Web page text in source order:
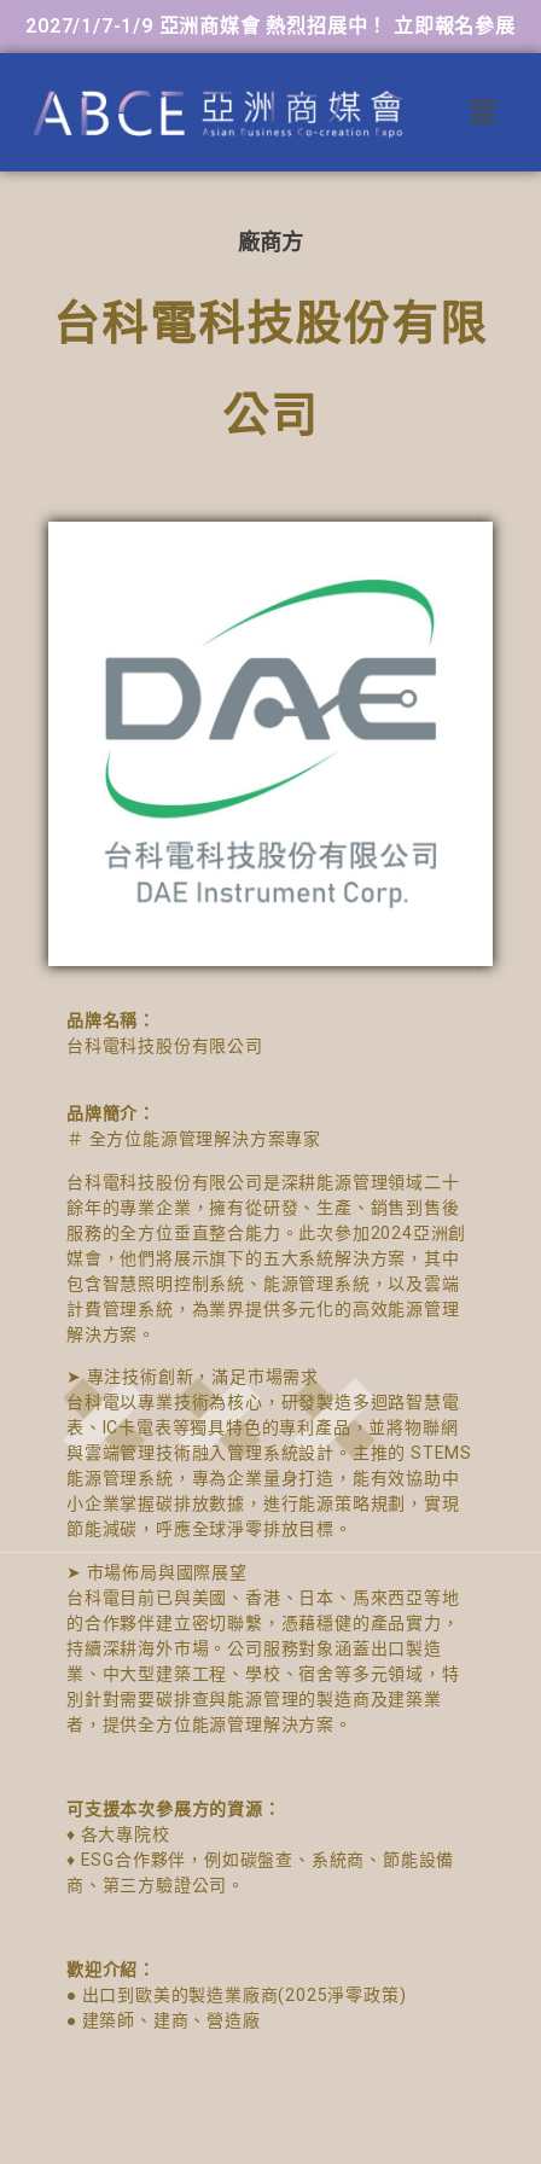
2027/1/7-1/9 亞洲商媒會 熱烈招展中！ 立即報名參展
廠商方
台科電科技股份有限
公司
品牌名稱：
台科電科技股份有限公司
品牌簡介：
＃ 全方位能源管理解決方案專家
台科電科技股份有限公司是深耕能源管理領域二十
餘年的專業企業，擁有從研發、生產、銷售到售後
服務的全方位垂直整合能力。此次參加2024亞洲創
媒會，他們將展示旗下的五大系統解決方案，其中
包含智慧照明控制系統、能源管理系統，以及雲端
計費管理系統，為業界提供多元化的高效能源管理
解決方案。
➤ 專注技術創新，滿足市場需求
台科電以專業技術為核心，研發製造多迴路智慧電
表、IC卡電表等獨具特色的專利產品，並將物聯網
與雲端管理技術融入管理系統設計。主推的 STEMS
能源管理系統，專為企業量身打造，能有效協助中
小企業掌握碳排放數據，進行能源策略規劃，實現
節能減碳，呼應全球淨零排放目標。
➤ 市場佈局與國際展望
台科電目前已與美國、香港、日本、馬來西亞等地
的合作夥伴建立密切聯繫，憑藉穩健的產品實力，
持續深耕海外市場。公司服務對象涵蓋出口製造
業、中大型建築工程、學校、宿舍等多元領域，特
別針對需要碳排查與能源管理的製造商及建築業
者，提供全方位能源管理解決方案。
可支援本次參展方的資源：
♦ 各大專院校
♦ ESG合作夥伴，例如碳盤查、系統商、節能設備
商、第三方驗證公司。
歡迎介紹：
● 出口到歐美的製造業廠商(2025淨零政策)
● 建築師、建商、營造廠